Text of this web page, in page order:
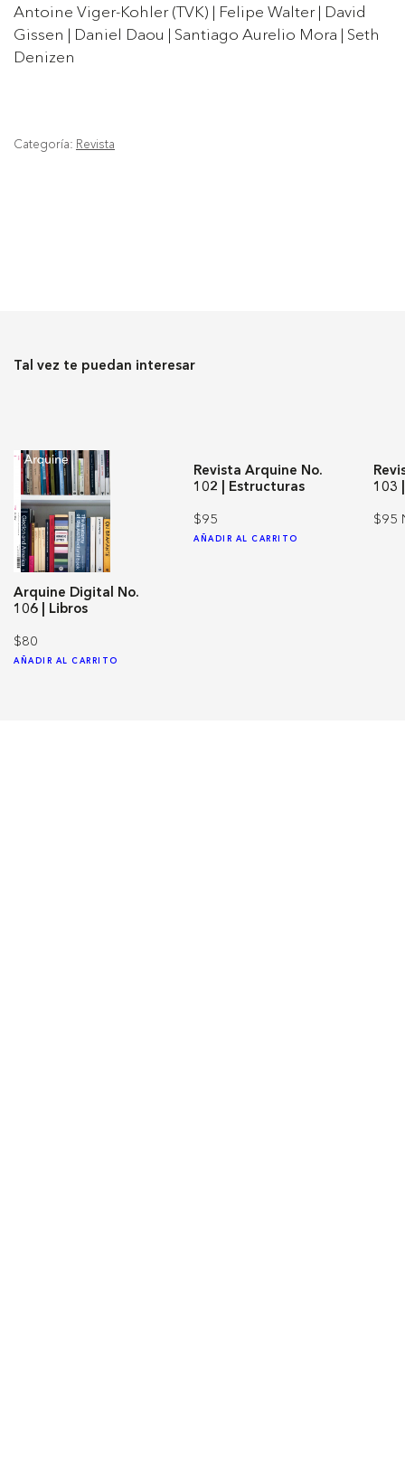
Antoine Viger-Kohler (TVK) | Felipe Walter | David
Gissen | Daniel Daou | Santiago Aurelio Mora | Seth
Denizen
Categoría: Revista
Tal vez te puedan interesar
Arquine Digital No.
106 | Libros
$80
AÑADIR AL CARRITO
Revista Arquine No.
102 | Estructuras
$95
AÑADIR AL CARRITO
103
$95